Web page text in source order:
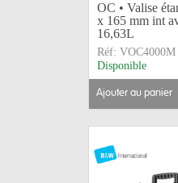
OC • Valise
x 165 mm int
16,63L
Réf: VOC4000M
Disponible
ajouter au panier